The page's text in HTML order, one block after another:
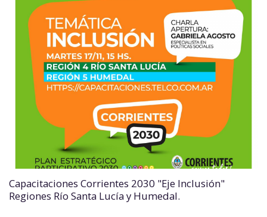
Capacitaciones Corrientes 2030 "Eje Inclusión"
Regiones Río Santa Lucía y Humedal.